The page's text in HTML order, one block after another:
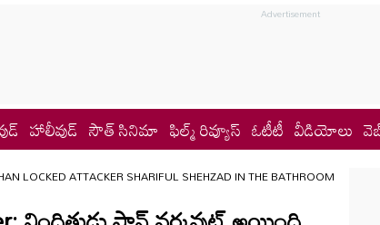
హాలీవుడ్ సౌత్ సినిమా ఫిల్మ్ రివ్యూస్ ఓటీటీ వీడియోలు
LOCKED ATTACKER SHARIFUL SHEHZAD IN THE BATHROOM